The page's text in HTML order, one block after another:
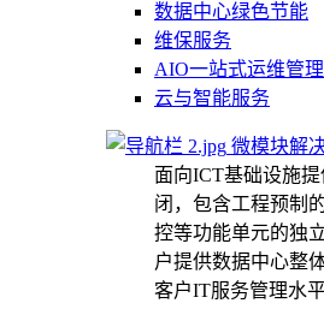
数据中心绿色节能
维保服务
AIO一站式运维管
云与智能服务
微模块解
面向ICT基础设施
闭，包含工程预制
控等功能单元的独
户提供数据中心整
客户IT服务管理水平